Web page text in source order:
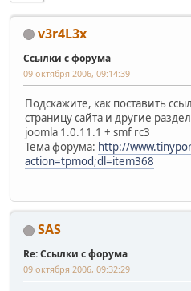
v3r4L3x
Ссылки с форума
09 октября 2006, 09:14:39
Подскажите, как поставить
страницу сайта и другие
joomla 1.0.11.1 + smf rc3
Тема форума: http://
action=tpmod;dl=item368
SAS
Re: Ссылки с форума
09 октября 2006, 09:32:29